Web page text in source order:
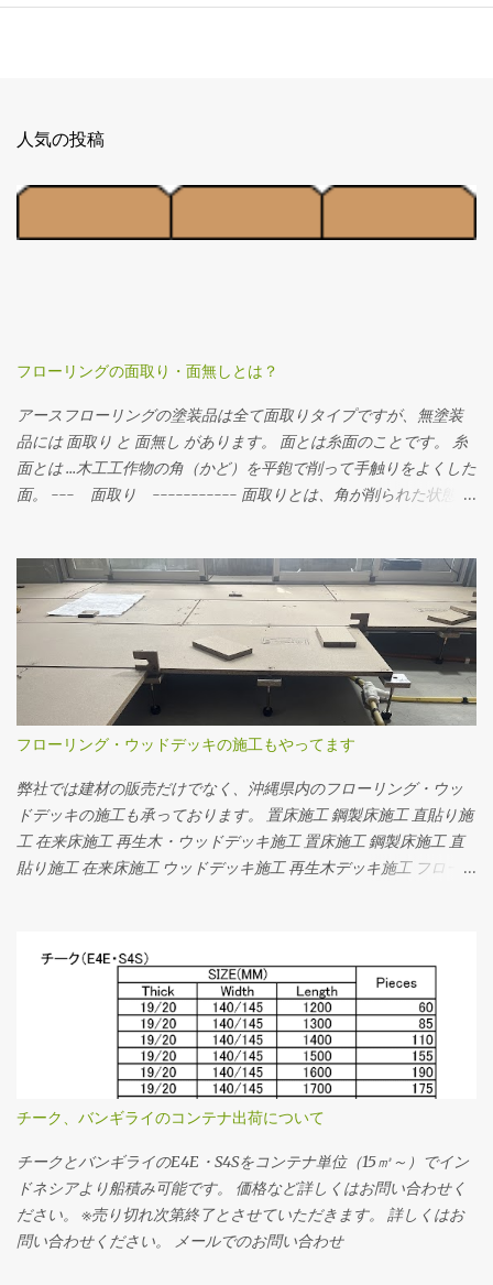
人気の投稿
フローリングの面取り・面無しとは？
アースフローリングの塗装品は全て面取りタイプですが、無塗装
品には 面取り と 面無し があります。 面とは糸面のことです。 糸
面とは …木工工作物の角（かど）を平鉋で削って手触りをよくした
面。 --- 面取り ----------- 面取りとは、角が削られた状態。
ます。 --- 面無し ----------- 面無しとは、角がそのままの状
態。 フローリングを並べると隙間がありません。横から見るとこ
んな感じ。 角がそのまま残っています。 面無しの無垢フローリン
グを施工するときは、まずはお部屋全体にフローリングを貼り、
貼り終わった後発生した目違いをなくすために、ドラムサンダー
やディスクサンダーでフローリングの表面を研磨して平らにした
後、それぞれの好みの塗装で仕上げます。 日本では一般的に面取
りのフローリングが好まれているようです。 一方で海外や、沖縄
では面無しのフローリングが多く使われています。 お問い合わせ
｜アースフローリング
フローリング・ウッドデッキの施工もやってます
弊社では建材の販売だけでなく、沖縄県内のフローリング・ウッ
ドデッキの施工も承っております。 置床施工 鋼製床施工 直貼り施
工 在来床施工 再生木・ウッドデッキ施工 置床施工 鋼製床施工 直
貼り施工 在来床施工 ウッドデッキ施工 再生木デッキ施工 フローリ
チーク、バンギライのコンテナ出荷について
チークとバンギライのE4E・S4Sをコンテナ単位（15㎥～）でイン
ドネシアより船積み可能です。 価格など詳しくはお問い合わせく
ださい。 ※売り切れ次第終了とさせていただきます。 詳しくはお
問い合わせください。 メールでのお問い合わせ